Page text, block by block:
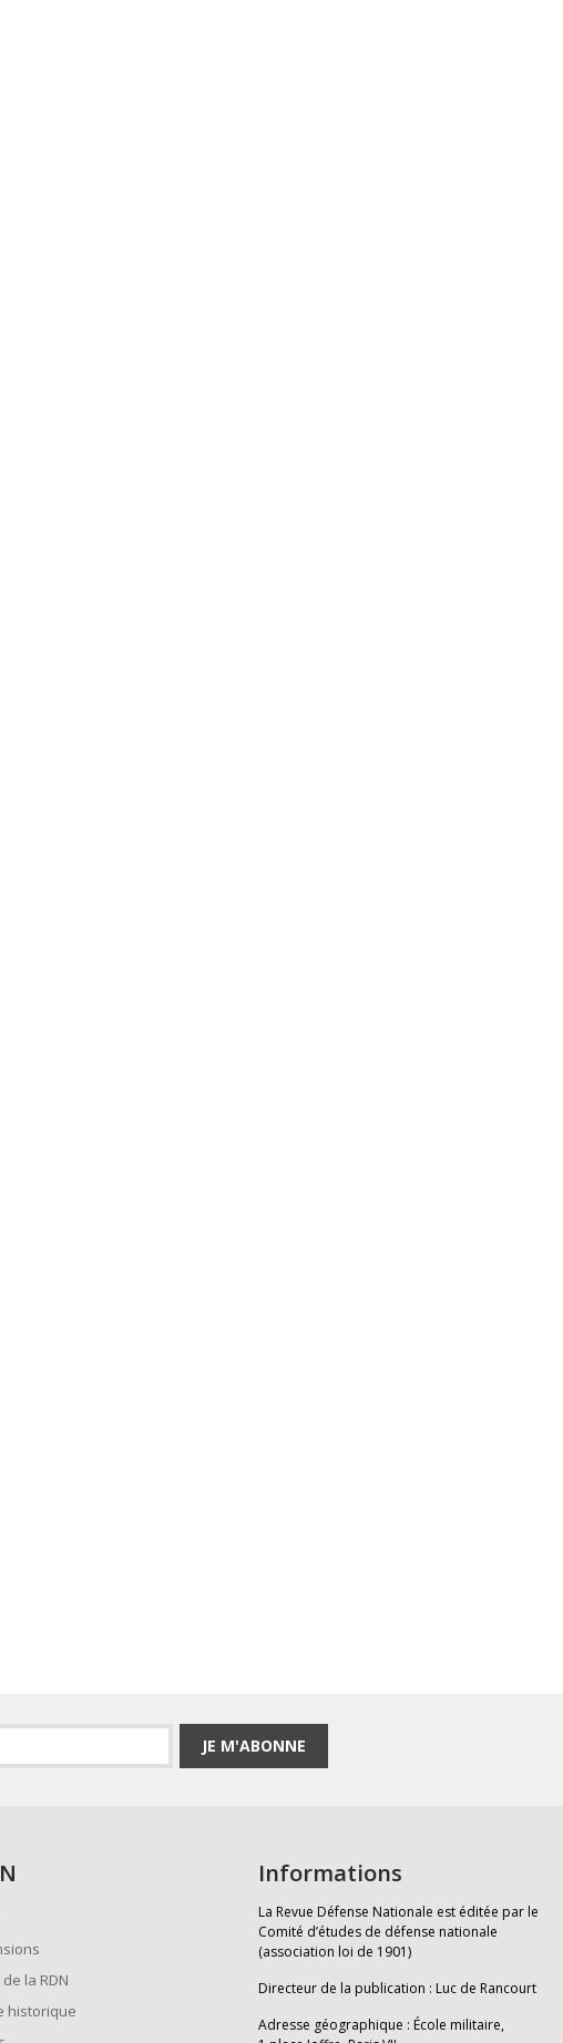
JE M'ABONNE
la RDN
historique
Informations
La Revue Défense Nationale est éditée par le
Comité d’études de défense nationale
(association loi de 1901)
Directeur de la publication : Luc de Rancourt
Adresse géographique : École militaire,